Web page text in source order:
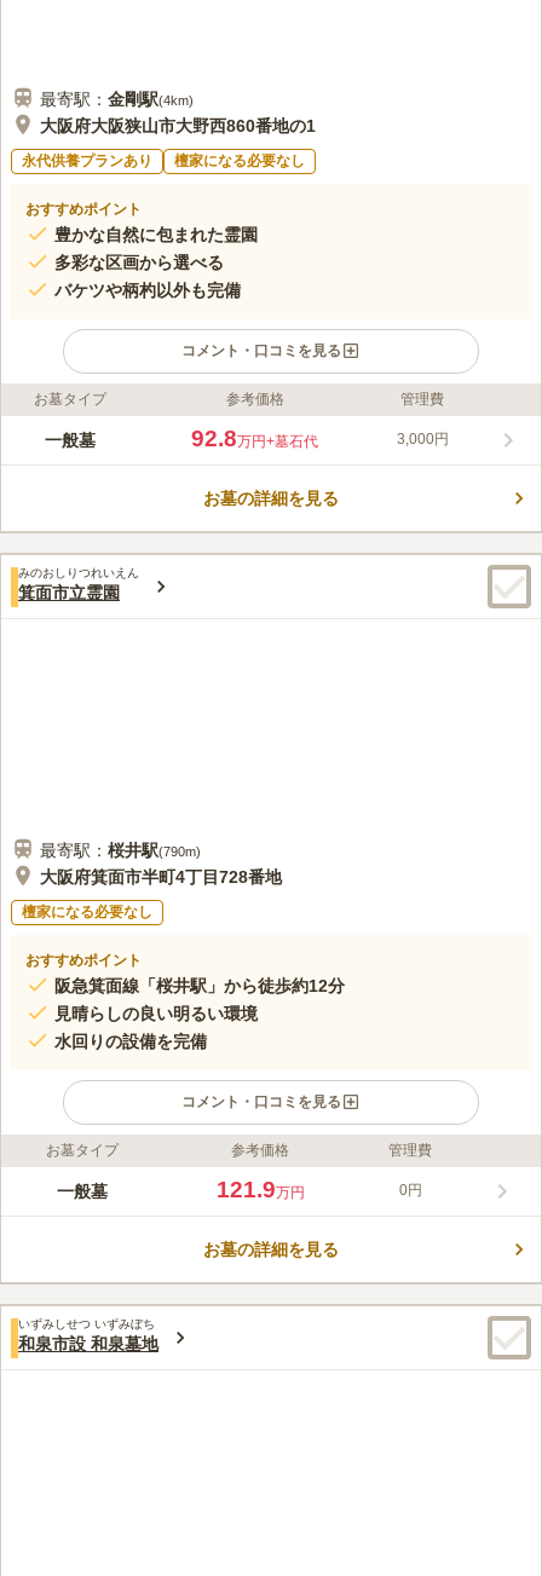
最寄駅： 金剛駅(4km)
大阪府大阪狭山市大野西860番地の1
永代供養プランあり 檀家になる必要なし
おすすめポイント
豊かな自然に包まれた霊園
多彩な区画から選べる
バケツや柄杓以外も完備
コメント・口コミを見る
ライフドット編集部のコメント
大きな空を仰げる開放的な霊園で、墓域内を陽光が明るく照らし
り、家から大きい荷物を持参する必要がありません。 ゴミ箱も
口コミ評価
みんなの評価
40代女性
霊園の入り口に小さなショップがあり、お花やろうそくなどは売
お墓タイプ 参考価格 管理費
一般墓 92.8万円+墓石代 3,000円
お墓の詳細を見る
みのおしりつれいえん
箕面市立霊園
最寄駅： 桜井駅(790m)
大阪府箕面市半町4丁目728番地
檀家になる必要なし
おすすめポイント
阪急箕面線「桜井駅」から徒歩約12分
見晴らしの良い明るい環境
水回りの設備を完備
コメント・口コミを見る
ライフドット編集部のコメント
広大な敷地面積を活かして、心置きなく利用しやすい環境を整え
霊園です。園内にはツツジの木々が穏やかで落ち着いた雰囲気を
込み資格があります。一般墓と合葬それそれに条件があるので確
認が必要です。園内には駐車場やトイレを用意しています。長時
間のお参りでも安心して利用することができます。
口コミ評価
みんなの評価
30代女性
前までは売店があり、食べ物もいろいろな種類があって楽しめた
お墓タイプ 参考価格 管理費
一般墓 121.9万円 0円
お墓の詳細を見る
いずみしせつ いずみぼち
和泉市設 和泉墓地